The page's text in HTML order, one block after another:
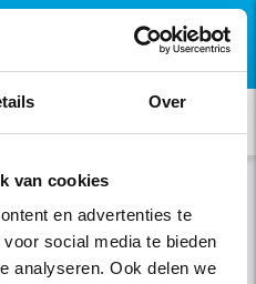
Over
van cookies
en advertenties te
social media te bieden
analyseren. Ook delen we
en installeer onze ×